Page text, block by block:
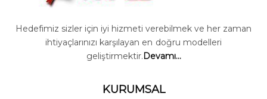
Hedefimiz sizler için iyi hizmeti verebilmek ve her zaman
ihtiyaçlarınızı karşılayan en doğru modelleri
geliştirmektir.Devamı...
KURUMSAL